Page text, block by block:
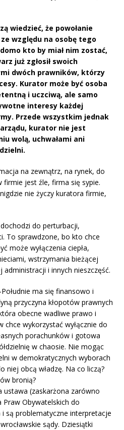
wiedzieć, że powołanie
względu na osobę tego
kto by miał nim zostać,
już zgłosił swoich
dwóch prawników, którzy
Kurator może być osoba
i uczciwą, ale samo
interesy każdej
Przede wszystkim jednak
kurator nie jest
wolą, uchwałami ani
na zewnątrz, na rynek, do
jest źle, firma się sypie.
nie życzy kuratora firmie,
do perturbacji,
To sprawdzone, bo kto chce
może wyłączenia ciepła,
wstrzymania bieżącej
i innych nieszczęść.
ma się finansowo i
przyczyna kłopotów prawnych
obecne wadliwe prawo i
chce wykorzystać wyłącznie do
porachunków i gotowa
w chaosie. Nie mogąc
w demokratycznych wyborach
niej obcą władzę. Na co liczą?
bronią?
ustawa (zaskarżona zarówno
Praw Obywatelskich do
są problematyczne interpretacje
sądy. Dziesiątki